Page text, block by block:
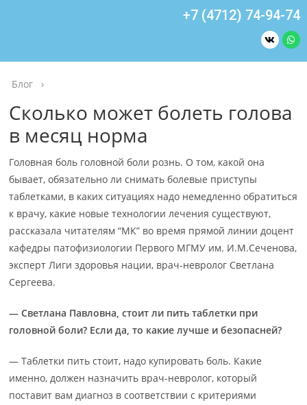
+7 (4712) 74-94-74
Блог ›
Сколько может болеть голова
в месяц норма
Головная боль головной боли рознь. О том, какой она
бывает, обязательно ли снимать болевые приступы
таблетками, в каких ситуациях надо немедленно обратиться
к врачу, какие новые технологии лечения существуют,
рассказала читателям “МК” во время прямой линии доцент
кафедры патофизиологии Первого МГМУ им. И.М.Сеченова,
эксперт Лиги здоровья нации, врач-невролог Светлана
Сергеева.
— Светлана Павловна, стоит ли пить таблетки при
головной боли? Если да, то какие лучше и безопасней?
— Таблетки пить стоит, надо купировать боль. Какие
именно, должен назначить врач-невролог, который
поставит вам диагноз в соответствии с критериями